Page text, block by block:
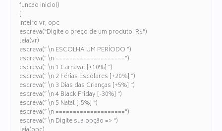
funcao inicio()
{
inteiro vr, opc
escreva(“Digite o preço de um produto: R$”)
leia(vr)
escreva(” \n ESCOLHA UM PERÍODO “)
escreva(” \n ====================”)
escreva(” \n 1 Carnaval [+10%] “)
escreva(” \n 2 Férias Escolares [+20%] “)
escreva(” \n 3 Dias das Crianças [+5%] “)
escreva(” \n 4 Black Friday [-30%] “)
escreva(” \n 5 Natal [-5%] “)
escreva(” \n ====================”)
escreva(” \n Digite sua opção => “)